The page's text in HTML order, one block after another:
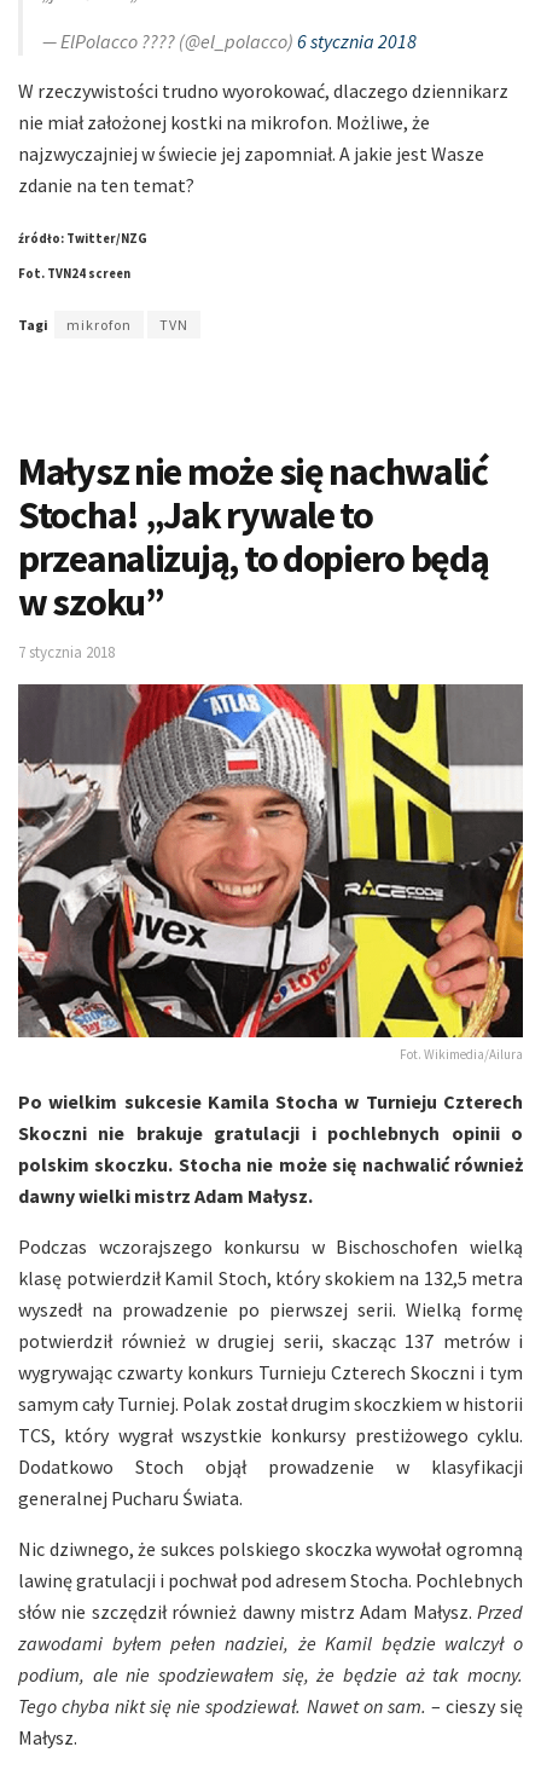
— ElPolacco ???? (@el_polacco) 6 stycznia 2018
W rzeczywistości trudno wyorokować, dlaczego dziennikarz
nie miał założonej kostki na mikrofon. Możliwe, że
najzwyczajniej w świecie jej zapomniał. A jakie jest Wasze
zdanie na ten temat?
źródło: Twitter/NZG
Fot. TVN24 screen
Tagi mikrofon TVN
Małysz nie może się nachwalić
Stocha! „Jak rywale to
przeanalizują, to dopiero będą
w szoku”
7 stycznia 2018
Fot. Wikimedia/Ailura
Po wielkim sukcesie Kamila Stocha w Turnieju Czterech
Skoczni nie brakuje gratulacji i pochlebnych opinii o
polskim skoczku. Stocha nie może się nachwalić również
dawny wielki mistrz Adam Małysz.
Podczas wczorajszego konkursu w Bischoschofen wielką
klasę potwierdził Kamil Stoch, który skokiem na 132,5 metra
wyszedł na prowadzenie po pierwszej serii. Wielką formę
potwierdził również w drugiej serii, skacząc 137 metrów i
wygrywając czwarty konkurs Turnieju Czterech Skoczni i tym
samym cały Turniej. Polak został drugim skoczkiem w historii
TCS, który wygrał wszystkie konkursy prestiżowego cyklu.
Dodatkowo Stoch objął prowadzenie w klasyfikacji
generalnej Pucharu Świata.
Nic dziwnego, że sukces polskiego skoczka wywołał ogromną
lawinę gratulacji i pochwał pod adresem Stocha. Pochlebnych
słów nie szczędził również dawny mistrz Adam Małysz. Przed
zawodami byłem pełen nadziei, że Kamil będzie walczył o
podium, ale nie spodziewałem się, że będzie aż tak mocny.
Tego chyba nikt się nie spodziewał. Nawet on sam. – cieszy się
Małysz.